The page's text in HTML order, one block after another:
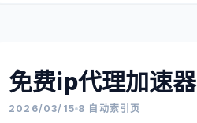
免费ip代理加速器
2026/03/15 8 自动索引页